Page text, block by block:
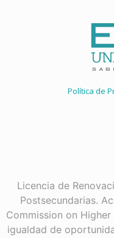
Política de
Licencia de
Postsecundarias.
Commission on
igualdad de